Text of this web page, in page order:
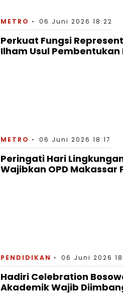
METRO 06 Juni 2026 18:22
Perkuat Fungsi
Ilham Usul Pembentukan
METRO 06 Juni 2026 18:17
Peringati Hari
Wajibkan OPD Makassar
PENDIDIKAN 06 Juni 2026
Hadiri Celebration
Akademik Wajib